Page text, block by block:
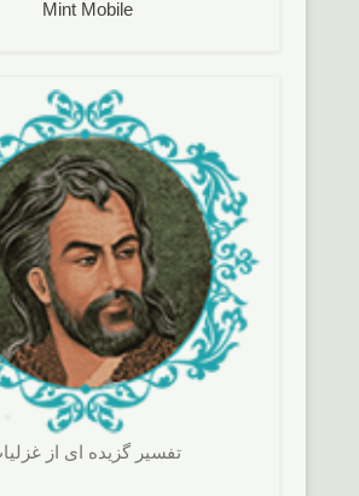
Mint Mobile
تفسير گزيده ای از